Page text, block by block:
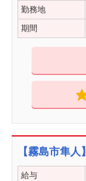
勤務地
期間
【霧島市隼
給与